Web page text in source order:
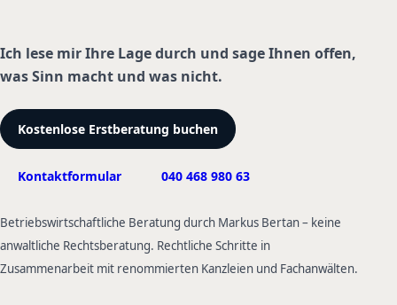
Ich lese mir Ihre Lage durch und sage Ihnen offen,
was Sinn macht und was nicht.
Kostenlose Erstberatung buchen
Kontaktformular 040 468 980 63
Betriebswirtschaftliche Beratung durch Markus Bertan – keine
anwaltliche Rechtsberatung. Rechtliche Schritte in
Zusammenarbeit mit renommierten Kanzleien und Fachanwälten.